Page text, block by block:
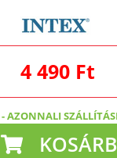
4 490 Ft
-AZONNALI